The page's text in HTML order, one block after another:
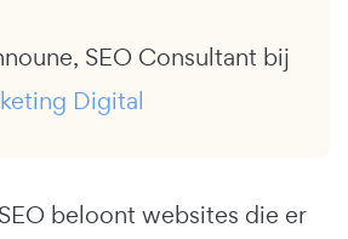
SEO Consultant bij
Digital
beloont websites die er